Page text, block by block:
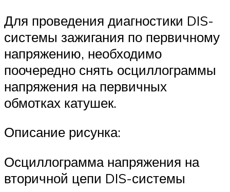
Для проведения диагностики DIS-
системы зажигания по первичному
напряжению, необходимо
поочередно снять осциллограммы
напряжения на первичных
обмотках катушек.
Описание рисунка:
Осциллограмма напряжения на
вторичной цепи DIS-системы